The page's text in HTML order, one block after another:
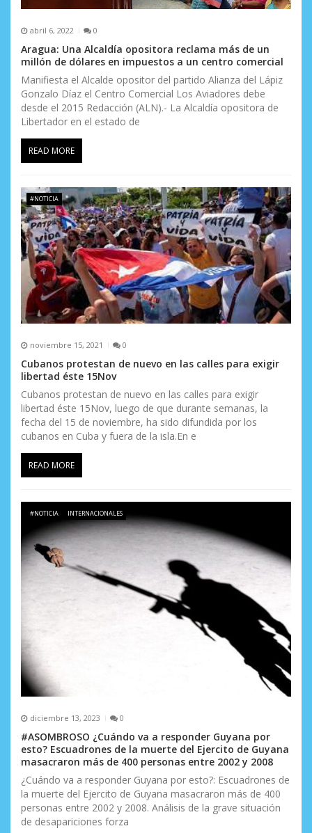
s
abril 6, 2022 0
Aragua: Una Alcaldía opositora reclama más de un
millón de dólares en impuestos a un centro comercial
Manifiesta el Alcalde opositor del partido Alianza del Lápiz
Gonzalo Díaz el Centro Comercial Los Aviadores debe
desde el 2015 Redacción (ALN).- La Alcaldía opositora de
Libertador en el estado de
READ MORE
#NOTICIA
noviembre 15, 2021 0
Cubanos protestan de nuevo en las calles para exigir
libertad éste 15Nov
Cubanos protestan de nuevo en las calles para exigir
libertad éste 15Nov, luego de que durante semanas, la
fecha del 15 de noviembre, ha sido difundida por los
cubanos en Cuba y fuera de la isla.En e
READ MORE
#NOTICIA INTERNACIONALES
diciembre 13, 2023 0
#ASOMBROSO ¿Cuándo va a responder Guyana por
esto? Escuadrones de la muerte del Ejercito de Guyana
masacraron más de 400 personas entre 2002 y 2008
¿Cuándo va a responder Guyana por esto?: Escuadrones de
la muerte del Ejercito de Guyana masacraron más de 400
personas entre 2002 y 2008. Análisis de la grave situación
de desapariciones forza